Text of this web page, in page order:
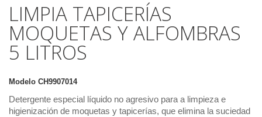
LIMPIA TAPICERÍAS
MOQUETAS Y ALFOMBRAS
5 LITROS
Modelo CH9907014
Detergente especial líquido no agresivo para a limpieza e
higienización de moquetas y tapicerías, que elimina la suciedad